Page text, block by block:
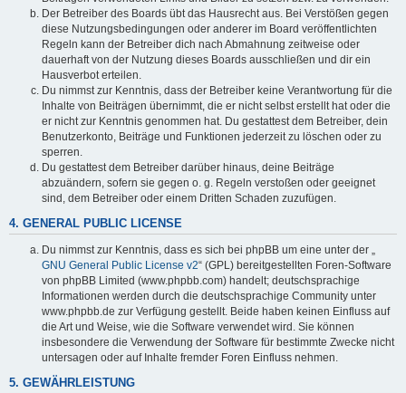
Der Betreiber des Boards übt das Hausrecht aus. Bei Verstößen gegen
diese Nutzungsbedingungen oder anderer im Board veröffentlichten
Regeln kann der Betreiber dich nach Abmahnung zeitweise oder
dauerhaft von der Nutzung dieses Boards ausschließen und dir ein
Hausverbot erteilen.
Du nimmst zur Kenntnis, dass der Betreiber keine Verantwortung für die
Inhalte von Beiträgen übernimmt, die er nicht selbst erstellt hat oder die
er nicht zur Kenntnis genommen hat. Du gestattest dem Betreiber, dein
Benutzerkonto, Beiträge und Funktionen jederzeit zu löschen oder zu
sperren.
Du gestattest dem Betreiber darüber hinaus, deine Beiträge
abzuändern, sofern sie gegen o. g. Regeln verstoßen oder geeignet
sind, dem Betreiber oder einem Dritten Schaden zuzufügen.
4. GENERAL PUBLIC LICENSE
Du nimmst zur Kenntnis, dass es sich bei phpBB um eine unter der „
GNU General Public License v2“ (GPL) bereitgestellten Foren-Software
von phpBB Limited (www.phpbb.com) handelt; deutschsprachige
Informationen werden durch die deutschsprachige Community unter
www.phpbb.de zur Verfügung gestellt. Beide haben keinen Einfluss auf
die Art und Weise, wie die Software verwendet wird. Sie können
insbesondere die Verwendung der Software für bestimmte Zwecke nicht
untersagen oder auf Inhalte fremder Foren Einfluss nehmen.
5. GEWÄHRLEISTUNG